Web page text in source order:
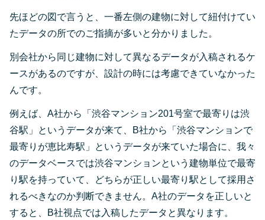
先ほどの図で言うと、一番左側の建物に対して紐付けてい
たデータの所でのご指摘が多いと分かりました。
別会社から同じ建物に対して異なるデータが入稿されるケ
ースがあるのですが、設計の時には考慮できていなかった
んです。
例えば、A社から「渋谷マンション201号室で最寄りは渋
谷駅」というデータが来て、B社から「渋谷マンションで
最寄りが恵比寿駅」というデータが来ていた場合に、我々
のデータベースでは渋谷マンションという建物単位で最寄
り駅を持っていて、どちらが正しい最寄り駅として採用さ
れるべきなのか判断できません。A社のデータを正しいと
すると、B社視点では入稿したデータと異なります。